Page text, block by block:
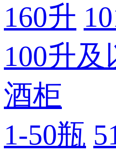
160升
100升及
酒柜
1-50瓶